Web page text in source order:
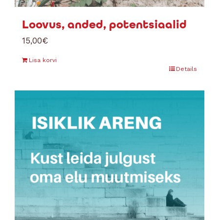
Loovus, anded, potentsiaalid
15,00€
Lisa korvi
Details